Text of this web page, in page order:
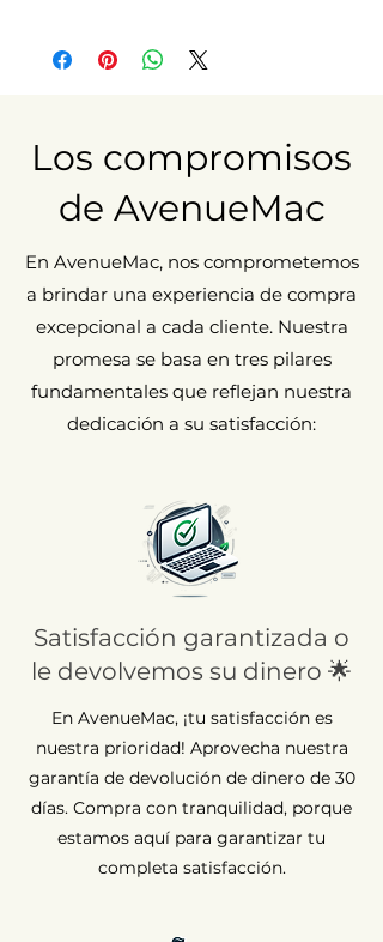
Puede presentar microarañazos
visibles a 20 cm.
visibles y perceptibles al tacto
(arañazos y/o golpes).
Los compromisos
de AvenueMac
En AvenueMac, nos comprometemos
a brindar una experiencia de compra
excepcional a cada cliente. Nuestra
promesa se basa en tres pilares
fundamentales que reflejan nuestra
dedicación a su satisfacción:
Satisfacción garantizada o
le devolvemos su dinero 🌟
En AvenueMac, ¡tu satisfacción es
nuestra prioridad! Aprovecha nuestra
garantía de devolución de dinero de 30
días. Compra con tranquilidad, porque
estamos aquí para garantizar tu
completa satisfacción.